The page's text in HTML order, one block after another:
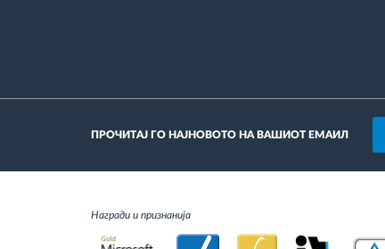
ПРОЧИТАЈ ГО НАЈНОВОТО НА ВАШИОТ ЕМАИЛ
Награди и признанија